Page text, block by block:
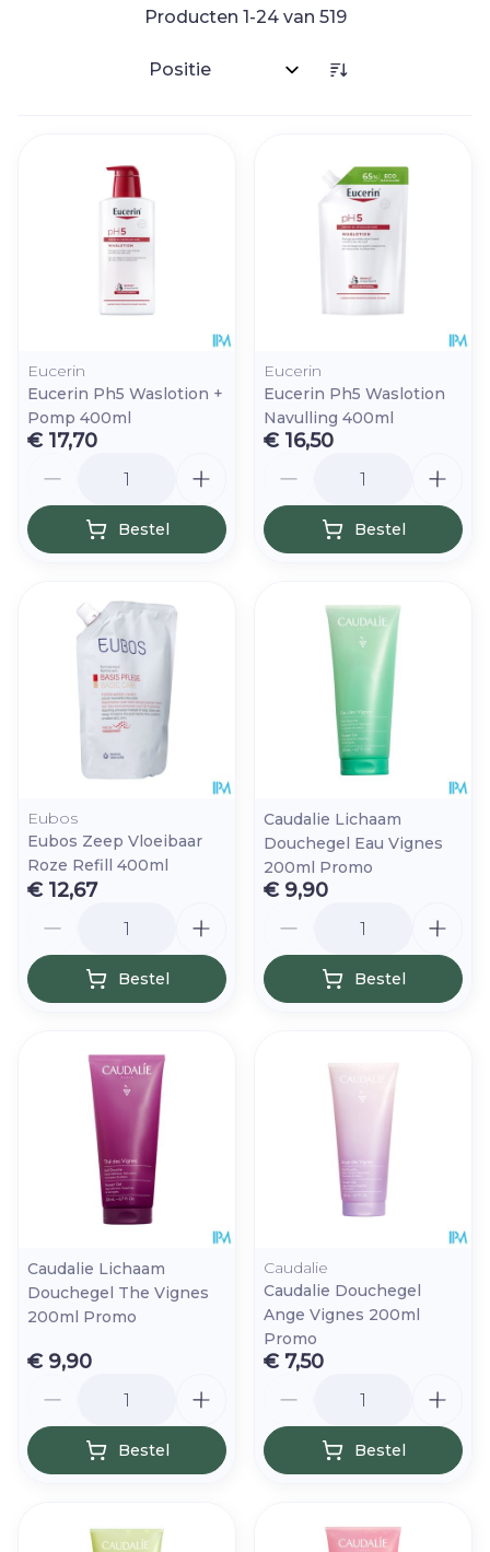
Producten 1-24van 519
Sorteer op:
Eucerin
Eucerin Ph5 Waslotion +
Pomp 400ml
€ 17,70
Bestel
Eucerin
Eucerin Ph5 Waslotion
Navulling 400ml
€ 16,50
Bestel
Eubos
Eubos Zeep Vloeibaar
Roze Refill 400ml
€ 12,67
Bestel
Caudalie Lichaam
Douchegel Eau Vignes
200ml Promo
€ 9,90
Bestel
Caudalie Lichaam
Douchegel The Vignes
200ml Promo
€ 9,90
Bestel
Caudalie
Caudalie Douchegel
Ange Vignes 200ml
Promo
€ 7,50
Bestel